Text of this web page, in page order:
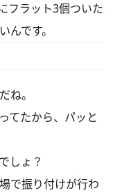
フラット3個ついた
です。
ね。
てたから、パッと
しょ？
で振り付けが行わ